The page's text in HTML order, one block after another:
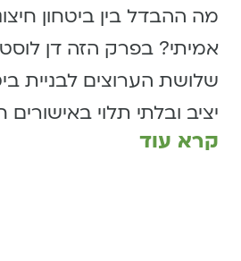
מה ההבדל בין ביטחון
אמיתי? בפרק הזה דן
שלושת הערוצים לבניית
יציב ובלתי תלוי באישורים
קרא עוד